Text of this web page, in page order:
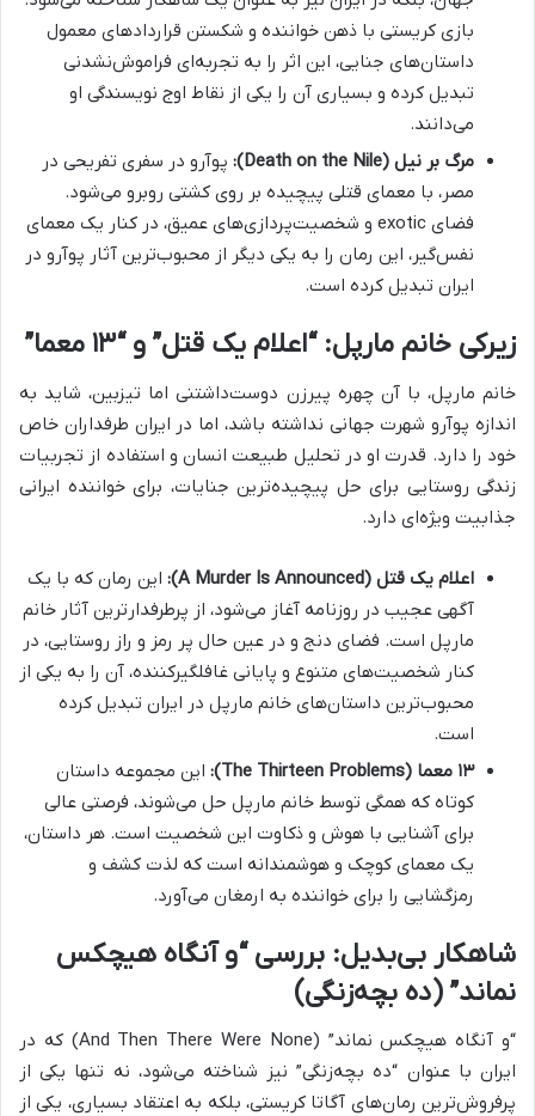
بازی کریستی با ذهن خواننده و شکستن قراردادهای معمول
داستان‌های جنایی، این اثر را به تجربه‌ای فراموش‌نشدنی
تبدیل کرده و بسیاری آن را یکی از نقاط اوج نویسندگی او
می‌دانند.
مرگ بر نیل (Death on the Nile):
پوآرو در سفری تفریحی در
مصر، با معمای قتلی پیچیده بر روی کشتی روبرو می‌شود.
فضای exotic و شخصیت‌پردازی‌های عمیق، در کنار یک معمای
نفس‌گیر، این رمان را به یکی دیگر از محبوب‌ترین آثار پوآرو در
ایران تبدیل کرده است.
زیرکی خانم مارپل: “اعلام یک قتل” و “۱۳ معما”
خانم مارپل، با آن چهره پیرزن دوست‌داشتنی اما تیزبین، شاید به
اندازه پوآرو شهرت جهانی نداشته باشد، اما در ایران طرفداران خاص
خود را دارد. قدرت او در تحلیل طبیعت انسان و استفاده از تجربیات
زندگی روستایی برای حل پیچیده‌ترین جنایات، برای خواننده ایرانی
جذابیت ویژه‌ای دارد.
اعلام یک قتل (A Murder Is Announced):
این رمان که با یک
آگهی عجیب در روزنامه آغاز می‌شود، از پرطرفدارترین آثار خانم
مارپل است. فضای دنج و در عین حال پر رمز و راز روستایی، در
کنار شخصیت‌های متنوع و پایانی غافلگیرکننده، آن را به یکی از
محبوب‌ترین داستان‌های خانم مارپل در ایران تبدیل کرده
است.
۱۳ معما (The Thirteen Problems):
این مجموعه داستان
کوتاه که همگی توسط خانم مارپل حل می‌شوند، فرصتی عالی
برای آشنایی با هوش و ذکاوت این شخصیت است. هر داستان،
یک معمای کوچک و هوشمندانه است که لذت کشف و
رمزگشایی را برای خواننده به ارمغان می‌آورد.
شاهکار بی‌بدیل: بررسی “و آنگاه هیچکس
نماند” (ده بچه‌زنگی)
“و آنگاه هیچکس نماند” (And Then There Were None) که در
ایران با عنوان “ده بچه‌زنگی” نیز شناخته می‌شود، نه تنها یکی از
پرفروش‌ترین رمان‌های آگاتا کریستی، بلکه به اعتقاد بسیاری، یکی از